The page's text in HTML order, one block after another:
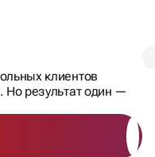
клиентов
Но результат один —